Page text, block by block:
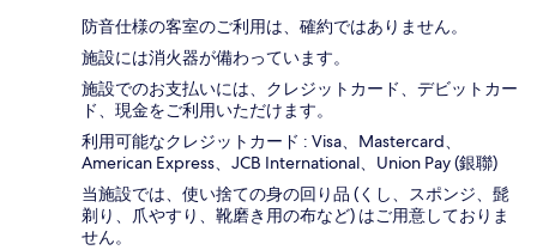
防音仕様の客室のご利用は、確約ではありません。
施設には消火器が備わっています。
施設でのお支払いには、クレジットカード、デビットカー
ド、現金をご利用いただけます。
利用可能なクレジットカード : Visa、Mastercard、
American Express、JCB International、Union Pay (銀聯)
当施設では、使い捨ての身の回り品 (くし、スポンジ、髭
剃り、爪やすり、靴磨き用の布など) はご用意しておりま
せん。